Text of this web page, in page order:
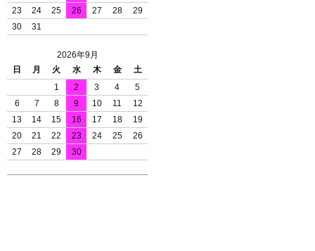
23
24 25 26 27 28
29
30
31
2026年9月
日
月 火 水 木 金
土
1
2 3 4
5
6
7 8 9 10 11
12
13
14 15 16 17 18
19
20
21 22 23 24 25
26
27
28 29 30